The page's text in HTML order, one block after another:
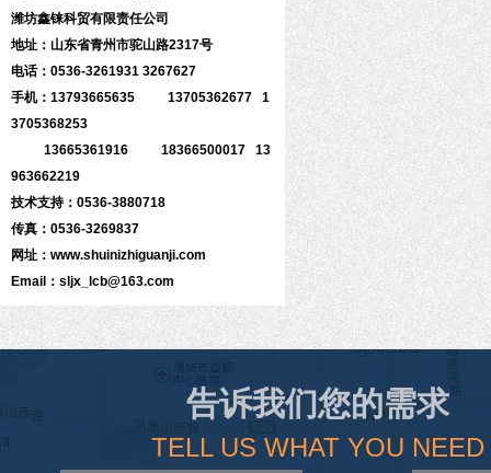
潍坊鑫铼科贸有限责任公司
地址：山东省青州市驼山路2317号
电话：0536-3261931 3267627
手机：13793665635 13705362677 1
3705368253
13665361916 18366500017 13
963662219
技术支持：0536-3880718
传真：0536-3269837
网址：www.shuinizhiguanji.com
Email：sljx_lcb@163.com
告诉我们您的需求
TELL US WHAT YOU NEED